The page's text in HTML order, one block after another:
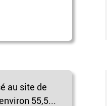
au site de
55,5...